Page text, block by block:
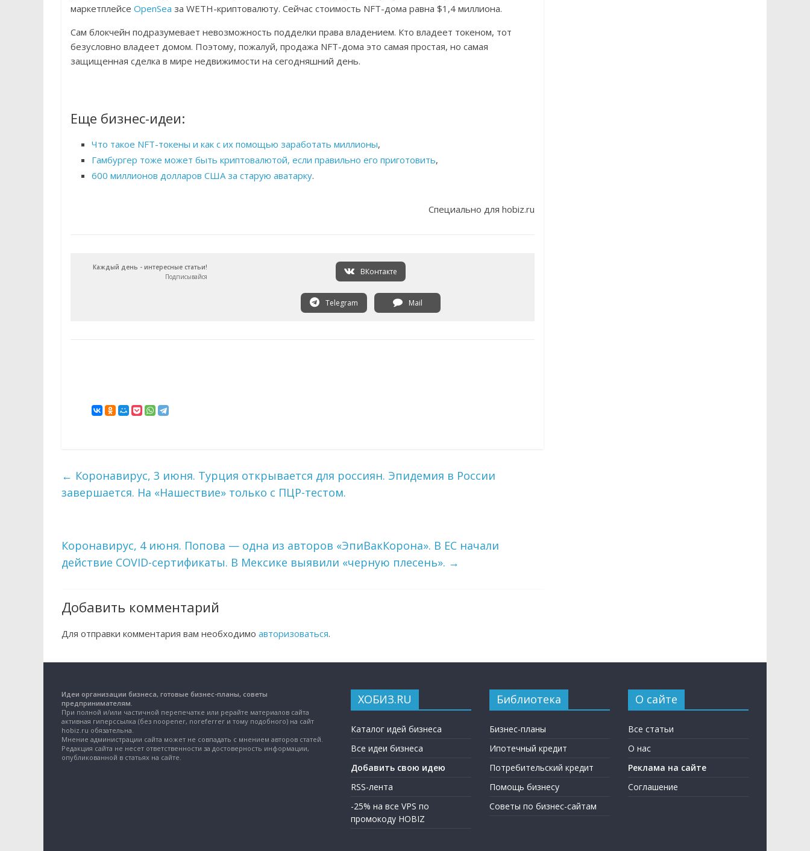
маркетплейсе OpenSea за WETH-криптовалюту. Сейчас стоимость NFT-дома равна $1,4 миллиона.
Сам блокчейн подразумевает невозможность подделки права владением. Кто владеет токеном, тот
безусловно владеет домом. Поэтому, пожалуй, продажа NFT-дома это самая простая, но самая
защищенная сделка в мире недвижимости на сегодняшний день.
Еще бизнес-идеи:
Что такое NFT-токены и как с их помощью заработать миллионы,
Гамбургер тоже может быть криптовалютой, если правильно его приготовить,
600 миллионов долларов США за старую аватарку.
Специально для hobiz.ru
Каждый день - интересные статьи!
Подписывайся
ВКонтакте
Telegram Mail
← Коронавирус, 3 июня. Турция открывается для россиян. Эпидемия в России
завершается. На «Нашествие» только с ПЦР-тестом.
Коронавирус, 4 июня. Попова — одна из авторов «ЭпиВакКорона». В ЕС начали
действие COVID-сертификаты. В Мексике выявили «черную плесень». →
Добавить комментарий
Для отправки комментария вам необходимо авторизоваться.
Идеи организации бизнеса, готовые бизнес-планы, советы
предпринимателям.
При полной и/или частичной перепечатке или рерайте материалов сайта
активная гиперссылка (без noopener, noreferrer и тому подобного) на сайт
hobiz.ru обязательна.
Мнение администрации сайта может не совпадать с мнением авторов статей.
Редакция сайта не несет ответственности за достоверность информации,
опубликованной в статьях на сайте.
ХОБИЗ.RU
Каталог идей бизнеса
Все идеи бизнеса
Добавить свою идею
RSS-лента
-25% на все VPS по
промокоду HOBIZ
Библиотека
Бизнес-планы
Ипотечный кредит
Потребительский кредит
Помощь бизнесу
Советы по бизнес-сайтам
О сайте
Все статьи
О нас
Реклама на сайте
Соглашение